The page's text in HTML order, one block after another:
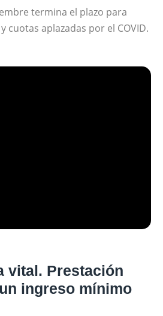
termina el plazo para
cuotas aplazadas por el COVID.
vital. Prestación
ingreso mínimo